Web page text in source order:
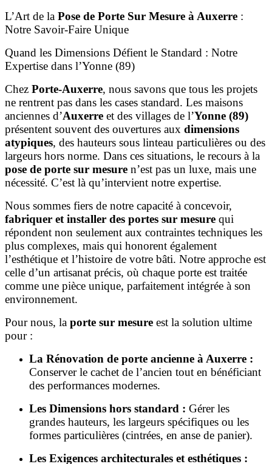
L’Art de la Pose de Porte Sur Mesure à Auxerre :
Notre Savoir-Faire Unique
Quand les Dimensions Défient le Standard : Notre
Expertise dans l’Yonne (89)
Chez Porte-Auxerre, nous savons que tous les projets
ne rentrent pas dans les cases standard. Les maisons
anciennes d’Auxerre et des villages de l’Yonne (89)
présentent souvent des ouvertures aux dimensions
atypiques, des hauteurs sous linteau particulières ou des
largeurs hors norme. Dans ces situations, le recours à la
pose de porte sur mesure n’est pas un luxe, mais une
nécessité. C’est là qu’intervient notre expertise.
Nous sommes fiers de notre capacité à concevoir,
fabriquer et installer des portes sur mesure qui
répondent non seulement aux contraintes techniques les
plus complexes, mais qui honorent également
l’esthétique et l’histoire de votre bâti. Notre approche est
celle d’un artisanat précis, où chaque porte est traitée
comme une pièce unique, parfaitement intégrée à son
environnement.
Pour nous, la porte sur mesure est la solution ultime
pour :
La Rénovation de porte ancienne à Auxerre :
Conserver le cachet de l’ancien tout en bénéficiant
des performances modernes.
Les Dimensions hors standard : Gérer les
grandes hauteurs, les largeurs spécifiques ou les
formes particulières (cintrées, en anse de panier).
Les Exigences architecturales et esthétiques :